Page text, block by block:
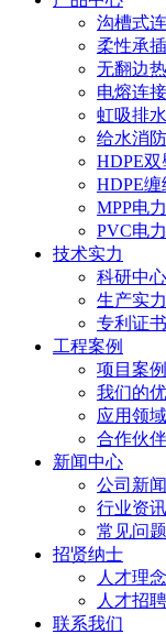
沟槽式
柔性承
无翻边
电熔连
虹吸排
给水消
HDPE
HDPE
MPP电
PVC电
技术实力
科研中心
生产实力
专利证书
工程案例
项目案例
我们的
应用领域
合作伙伴
新闻中心
公司新闻
行业资讯
常见问题
招贤纳士
人才理念
人才招聘
联系我们